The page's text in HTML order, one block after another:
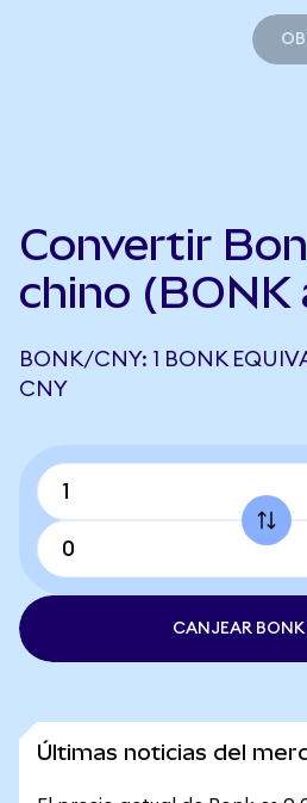
Convertir
chino (BONK
BONK/CNY: 1 BONK
CNY
CANJEAR
Últimas noticias del